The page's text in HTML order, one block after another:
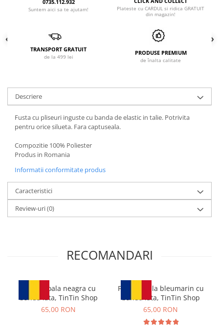
0735.112.932
Suntem aici sa te ajutam!
Plateste cu CARDUL si ridica GRATUIT
din magazin!
TRANSPORT GRATUIT
de la 499 lei
PRODUSE PREMIUM
de înalta calitate
Descriere
Fusta cu pliseuri inguste cu banda de elastic in talie. Potrivita
pentru orice silueta. Fara captuseala.
Compozitie 100% Poliester
Produs in Romania
Informatii conformitate produs
Caracteristici
Review-uri(0)
RECOMANDARI
Fusta școala neagra cu
banda lata, TinTin Shop
65,00 RON
Fusta scoala bleumarin cu
banda lata, TinTin Shop
65,00 RON